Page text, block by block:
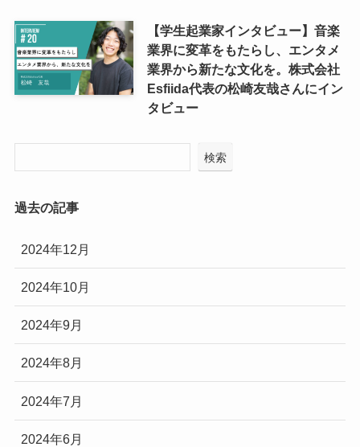
【学生起業家インタビュー】音楽
業界に変革をもたらし、エンタメ
業界から新たな文化を。株式会社
Esfiida代表の松崎友哉さんにイン
タビュー
検索
過去の記事
2024年12月
2024年10月
2024年9月
2024年8月
2024年7月
2024年6月